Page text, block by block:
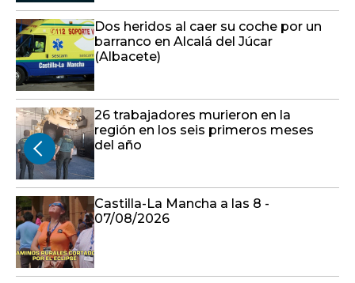
Dos heridos al caer su coche por un
barranco en Alcalá del Júcar
(Albacete)
26 trabajadores murieron en la
región en los seis primeros meses
del año
Castilla-La Mancha a las 8 -
07/08/2026